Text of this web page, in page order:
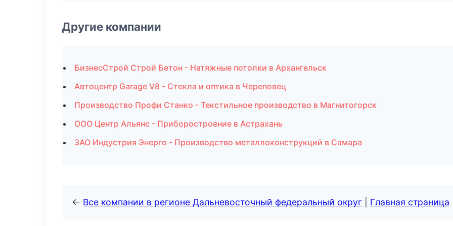
Другие компании
БизнесСтрой Строй Бетон - Натяжные потолки в Архангельск
Автоцентр Garage V8 - Стекла и оптика в Череповец
Производство Профи Станко - Текстильное производство в Магнитогорск
ООО Центр Альянс - Приборостроение в Астрахань
ЗАО Индустрия Энерго - Производство металлоконструкций в Самара
← Все компании в регионе Дальневосточный федеральный округ Главная страница